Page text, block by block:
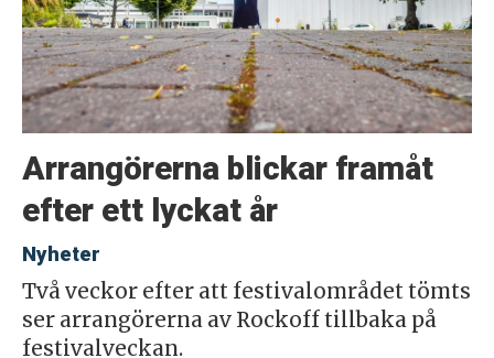
Arrangörerna blickar framåt
efter ett lyckat år
Nyheter
Två veckor efter att festivalområdet tömts
ser arrangörerna av Rockoff tillbaka på
festivalveckan.